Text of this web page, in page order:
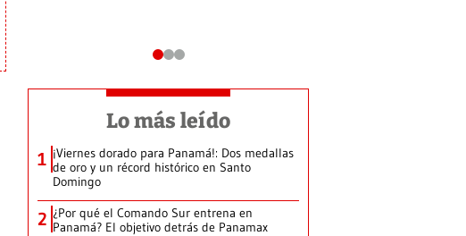
Lo más leído
1 ¡Viernes dorado para Panamá!: Dos medallas
de oro y un récord histórico en Santo
Domingo
2 ¿Por qué el Comando Sur entrena en
Panamá? El objetivo detrás de Panamax